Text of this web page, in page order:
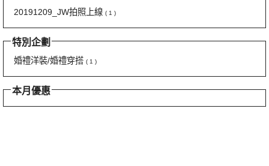
20191209_JW拍照上線 ( 1 )
特別企劃
婚禮洋裝/婚禮穿搭 ( 1 )
本月優惠